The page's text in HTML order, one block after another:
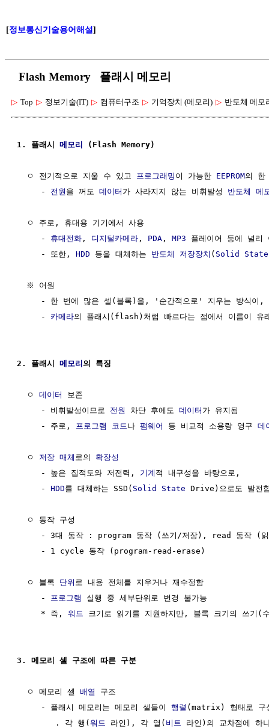
[정보통신기술용어해설]
Flash Memory 플래시 메모리
▷ Top ▷ 정보기술(IT) ▷ 컴퓨터구조 ▷ 기억장치 (메모리) ▷ 반도체 메모
1. 플래시 메모리 (Flash Memory)
  ㅇ 전기적으로 지울 수 있고
프로그래밍 이 가능한 EEPROM의 한
     -
전원 을 꺼도 데이터 가 사라지지 않는 비휘발성 반도체 메
  ㅇ 주로, 휴대용 기기에서 사용
     -
휴대전화 , 디지털카메라 , PDA , MP3 플레이어 등에 널리
     - 또한,
HDD 등을 대체하는 반도체 저장장치 ( Solid State
  ※ 어원
     - 한 번에 많은 셀(블록)을, '순간적으로' 지우는 방식이,
     -
카메라의 플래시(flash)처럼 빠르다는 점에서 이름이 유
2. 플래시 메모리의 특징
  ㅇ
데이터
보존
     - 비휘발성이므로
전원 차단 후에도 데이터 가 유지됨
     - 주로,
프로그램 코드 나 펌웨어 등 비교적 소용량 영구 데
  ㅇ
저장 매체 로의 확장성
     - 높은 집적도와 저전력,
기계 적 내구성을 바탕으로,
     -
HDD를 대체하는 SSD( Solid State Drive)으로도 발전
  ㅇ 동작 구성
- 3대 동작 : program 동작 (쓰기/저장), read 동작 (
     - 1 cycle 동작 (program-read-erase)
  ㅇ 블록
단위 로 내용 전체를 지우거나 재수정함
     -
프로그램
실행 중 세부단위로 변경 불가능
     * 즉,
워드 크기로 읽기를 지원하지만, 블록 크기의 쓰기(
3. 메모리 셀 구조에 따른 구분
  ㅇ 메모리 셀
배열
구조
     - 플래시 메모리는 메모리 셀들이
행렬 (matrix) 형태로 구
        . 각 행(
워드 라인), 각 열( 비트
라인)의 교차점에 하